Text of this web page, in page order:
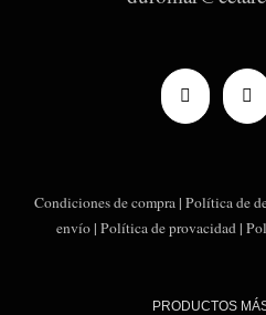
Condiciones de compra| Política de
envío| Política de provacidad|
PRODUCTOS